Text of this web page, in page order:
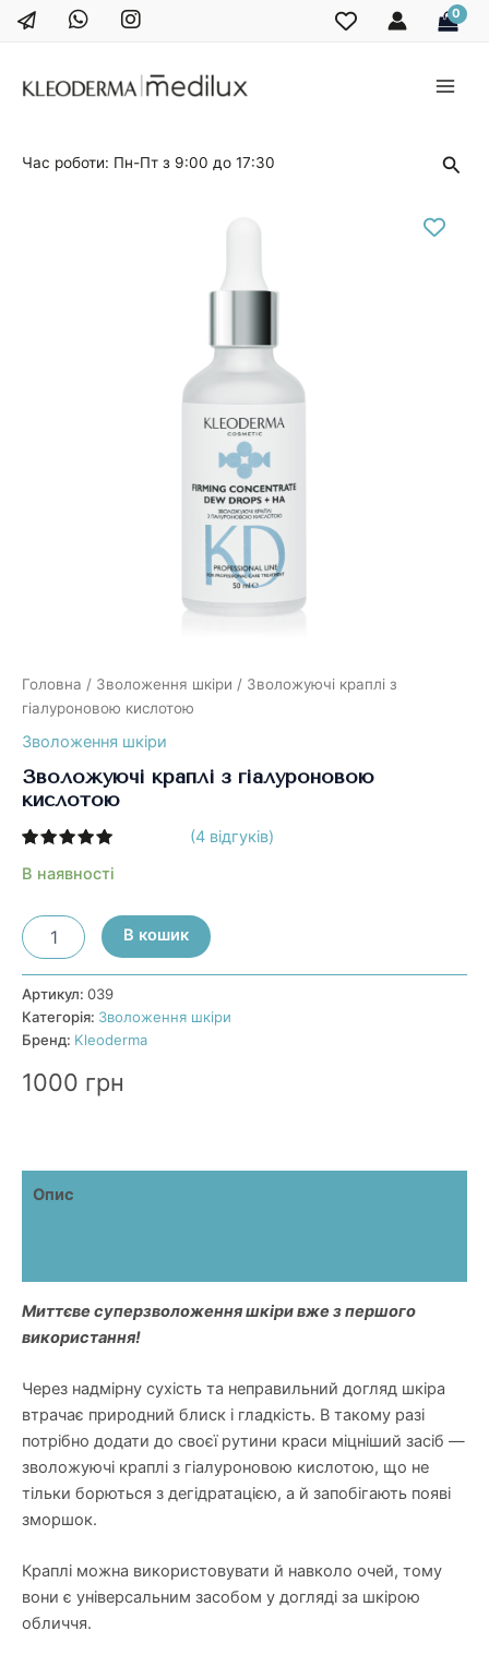
Перейти
Час роботи: Пн-Пт з 9:00 до 17:30
Головна / Зволоження шкіри / Зволожуючі краплі з
гіалуроновою кислотою
Зволоження шкіри
Зволожуючі краплі з гіалуроновою
кислотою
на основі
(4 відгуків)
В наявності
Зволожуючі
краплі
гіалуроновою
кислотою
кількість
В кошик
Артикул: 039
Категорія: Зволоження шкіри
Бренд: Kleoderma
1000 грн
Опис
Миттєве суперзволоження шкіри вже з першого
використання!
Через надмірну сухість та неправильний догляд шкіра
втрачає природний блиск і гладкість. В такому разі
потрібно додати до своєї рутини краси міцніший засіб —
зволожуючі краплі з гіалуроновою кислотою, що не
тільки борються з дегідратацією, а й запобігають появі
зморшок.
Краплі можна використовувати й навколо очей, тому
вони є універсальним засобом у догляді за шкірою
обличчя.